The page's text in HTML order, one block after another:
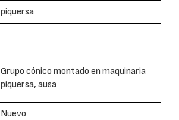
piquersa
Grupo cónico montado en maquinaria
piquersa, ausa
Nuevo